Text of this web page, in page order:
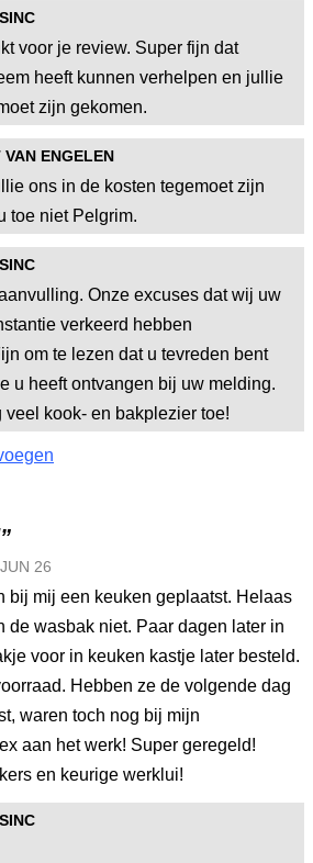
voor je review. Super fijn dat
heeft kunnen verhelpen en jullie
zijn gekomen.
VAN ENGELEN
ons in de kosten tegemoet zijn
toe niet Pelgrim.
Onze excuses dat wij uw
verkeerd hebben
om te lezen dat u tevreden bent
u heeft ontvangen bij uw melding.
kook- en bakplezier toe!
26
bij mij een keuken geplaatst. Helaas
de wasbak niet. Paar dagen later in
voor in keuken kastje later besteld.
Hebben ze de volgende dag
waren toch nog bij mijn
aan het werk! Super geregeld!
en keurige werklui!